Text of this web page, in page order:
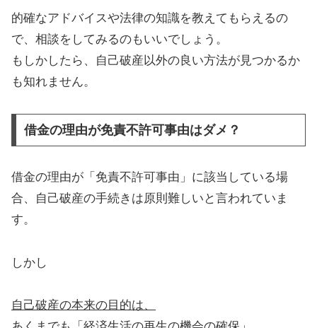
的確なアドバイスや法律の知識を教えてもらえるの
で、相談をしてみるのもいいでしょう。
もしかしたら、自己破産以外の良い方法が見つかるか
も知れません。
借金の理由が免責不許可事由はダメ？
借金の理由が「免責不許可事由」に該当している場
合、自己破産の手続きは原則難しいと言われていま
す。
しかし
自己破産の本来の目的は、